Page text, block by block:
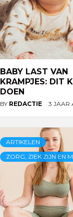
BABY LAST VAN
KRAMPJES: DIT
DOEN
BY REDACTIE 3 JAAR
ARTIKELEN
ZORG, ZIEK ZIJN EN